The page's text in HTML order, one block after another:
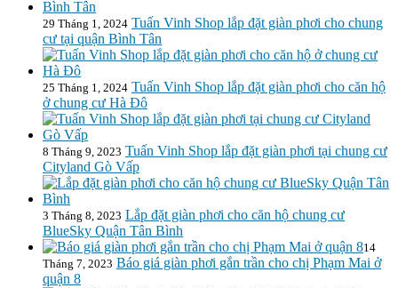
29 Tháng 1, 2024 Tuấn Vinh Shop lắp đặt giàn phơi cho chung
cư tại quận Bình Tân
25 Tháng 1, 2024 Tuấn Vinh Shop lắp đặt giàn phơi cho căn hộ
ở chung cư Hà Đô
8 Tháng 9, 2023 Tuấn Vinh Shop lắp đặt giàn phơi tại chung cư
Cityland Gò Vấp
3 Tháng 8, 2023 Lắp đặt giàn phơi cho căn hộ chung cư
BlueSky Quận Tân Bình
14
Tháng 7, 2023 Báo giá giàn phơi gắn trần cho chị Phạm Mai ở
quận 8